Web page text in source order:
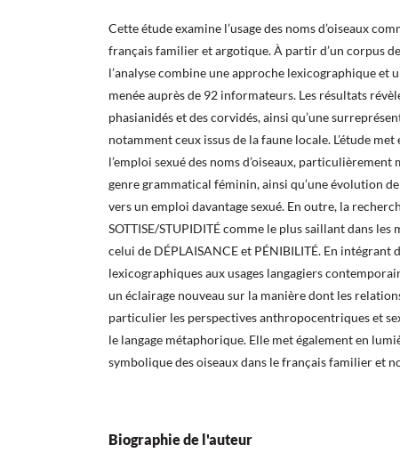
Cette étude examine l’usage des noms d’oiseaux
français familier et argotique. À partir d’un corpus de
l’analyse combine une approche lexicographique et
menée auprès de 92 informateurs. Les résultats
phasianidés et des corvidés, ainsi qu’une
notamment ceux issus de la faune locale. L’étude
l’emploi sexué des noms d’oiseaux,
genre grammatical féminin, ainsi qu’une évolution de
vers un emploi davantage sexué. En outre, la
SOTTISE/STUPIDITÉ comme le plus saillant dans
celui de DÉPLAISANCE et PÉNIBILITÉ. En intégrant
lexicographiques aux usages langagiers
un éclairage nouveau sur la manière dont les
particulier les perspectives anthropocentriques et
le langage métaphorique. Elle met également en
symbolique des oiseaux dans le français familier et
Biographie de l'auteur